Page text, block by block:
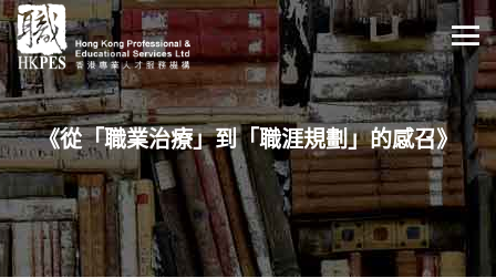
《從「職業治療」到「職涯規劃」的感召》